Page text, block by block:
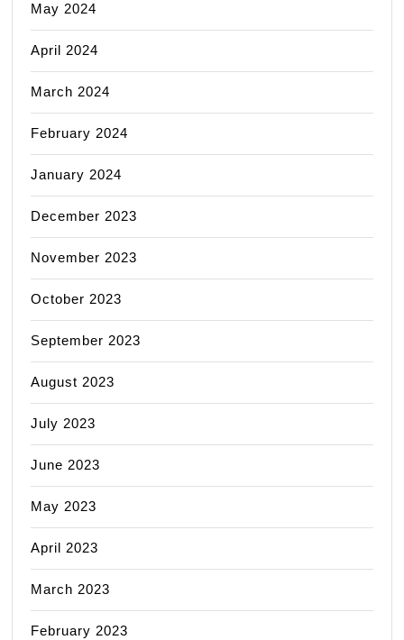
May 2024
April 2024
March 2024
February 2024
January 2024
December 2023
November 2023
October 2023
September 2023
August 2023
July 2023
June 2023
May 2023
April 2023
March 2023
February 2023